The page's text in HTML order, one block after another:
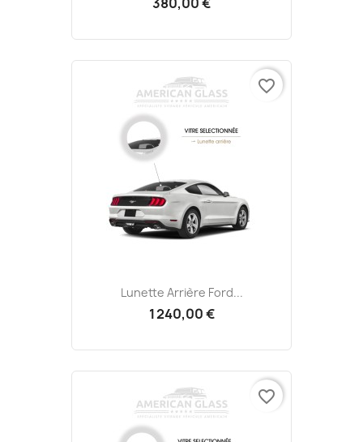
Lunette Arrière Ford...
1 240,00 €
favorite_border
favorite_border